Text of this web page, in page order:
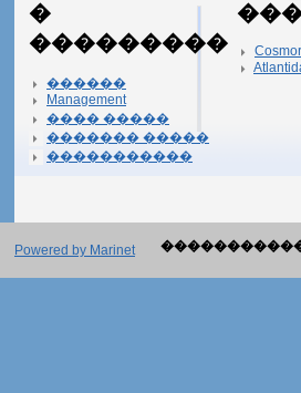
�
���������
������
Management
���� �����
������� �����
�����������
Powered by Marinet